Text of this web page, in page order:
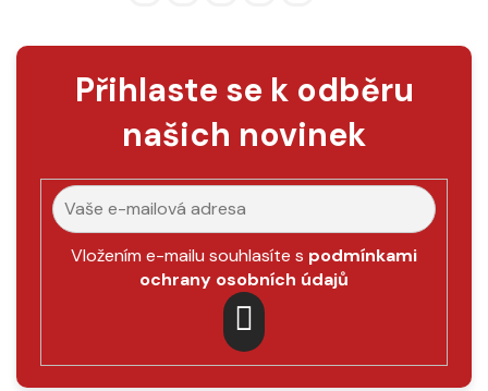
Přihlaste se k odběru
našich novinek
Vložením e-mailu souhlasíte s podmínkami
ochrany osobních údajů
PŘIHLÁSIT